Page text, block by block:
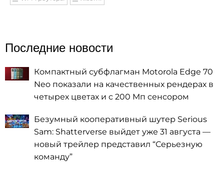
Последние новости
Компактный субфлагман Motorola Edge 70
Neo показали на качественных рендерах в
четырех цветах и с 200 Мп сенсором
Безумный кооперативный шутер Serious
Sam: Shatterverse выйдет уже 31 августа —
новый трейлер представил “Серьезную
команду”